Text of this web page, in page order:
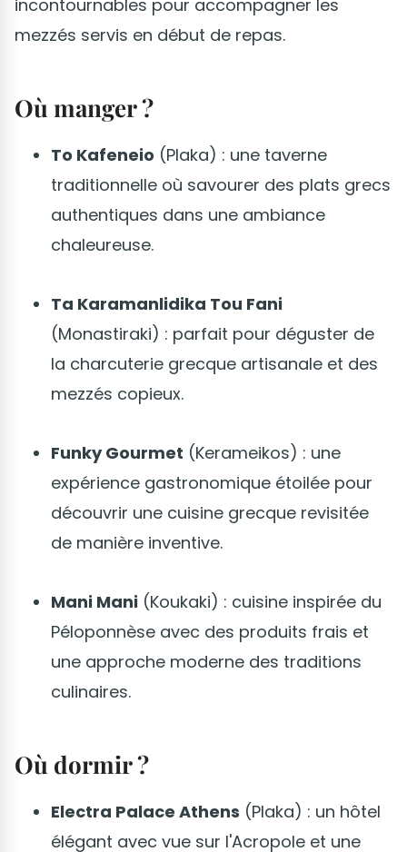
incontournables pour accompagner les
mezzés servis en début de repas.
Où manger ?
To Kafeneio (Plaka) : une taverne
traditionnelle où savourer des plats grecs
authentiques dans une ambiance
chaleureuse.
Ta Karamanlidika Tou Fani
(Monastiraki) : parfait pour déguster de
la charcuterie grecque artisanale et des
mezzés copieux.
Funky Gourmet (Kerameikos) : une
expérience gastronomique étoilée pour
découvrir une cuisine grecque revisitée
de manière inventive.
Mani Mani (Koukaki) : cuisine inspirée du
Péloponnèse avec des produits frais et
une approche moderne des traditions
culinaires.
Où dormir ?
Electra Palace Athens (Plaka) : un hôtel
élégant avec vue sur l'Acropole et une